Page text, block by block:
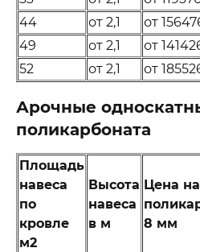
44
от 2,1 от
49
от 2,1 от
52
от 2,1 от
Арочные
поликарбоната
Площадь
навеса
по
кровле
м2
Высота
навеса
в м
Цена
8 мм